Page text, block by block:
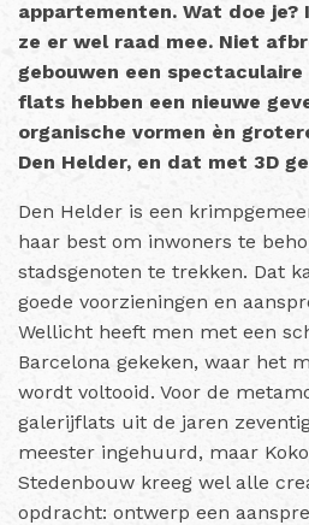
appartementen. Wat doe je?
ze er wel raad mee. Niet
gebouwen een
flats hebben een nieuwe
organische vormen èn
Den Helder, en dat met 3D
Den Helder is een
haar best om inwoners te
stadsgenoten te trekken. Dat
goede voorzieningen en
Wellicht heeft men met een
Barcelona gekeken, waar het
wordt voltooid. Voor de
galerijflats uit de jaren
meester ingehuurd, maar
Stedenbouw kreeg wel alle
opdracht: ontwerp een